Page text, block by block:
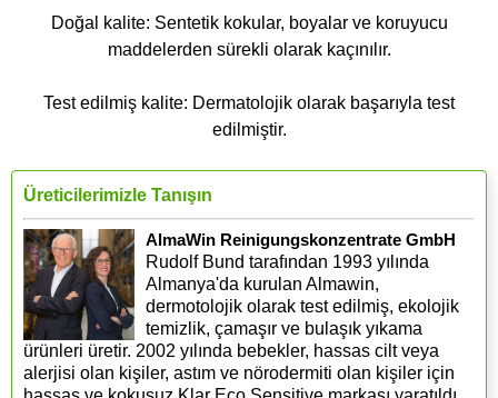
Doğal kalite: Sentetik kokular, boyalar ve koruyucu
maddelerden sürekli olarak kaçınılır.
Test edilmiş kalite: Dermatolojik olarak başarıyla test
edilmiştir.
Üreticilerimizle Tanışın
AlmaWin Reinigungskonzentrate GmbH
Rudolf Bund tarafından 1993 yılında
Almanya'da kurulan Almawin,
dermotolojik olarak test edilmiş, ekolojik
temizlik, çamaşır ve bulaşık yıkama
ürünleri üretir. 2002 yılında bebekler, hassas cilt veya
alerjisi olan kişiler, astım ve nörodermiti olan kişiler için